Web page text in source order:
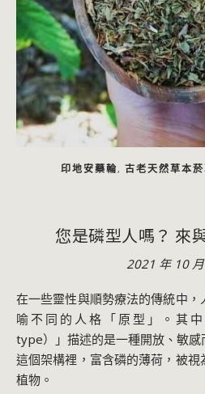
印地安藥輪, 古老天然草本
您是磷型人嗎？ 來
2021 年 10
在一些靈性與順勢療法的傳統中，人們會用礦物質的特質來比
喻不同的人格「原型」。其
type）」描述的是一種開放、敏感
這個架構裡，富含磷的薄荷，被
植物。